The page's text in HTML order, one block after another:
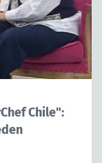
Chile":